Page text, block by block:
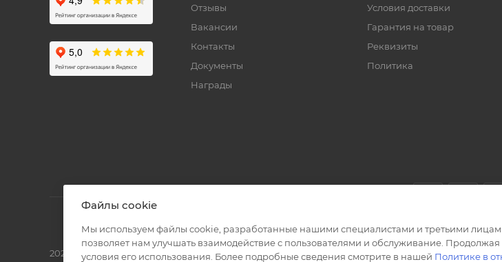
Отзывы
Вакансии
Контакты
Документы
Награды
Условия доставки
Гарантия на товар
Реквизиты
Политика
2026 © Полиграф кит - интернет-магазин
Файлы cookie
Мы используем файлы cookie, разработанные нашими специалистами и третьими
позволяет нам улучшать взаимодействие с пользователями и обслуживание.
условия его использования. Более подробные сведения смотрите в нашей Политике в